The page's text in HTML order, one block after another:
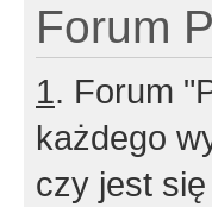
Forum
1. Forum
każdego
czy jest